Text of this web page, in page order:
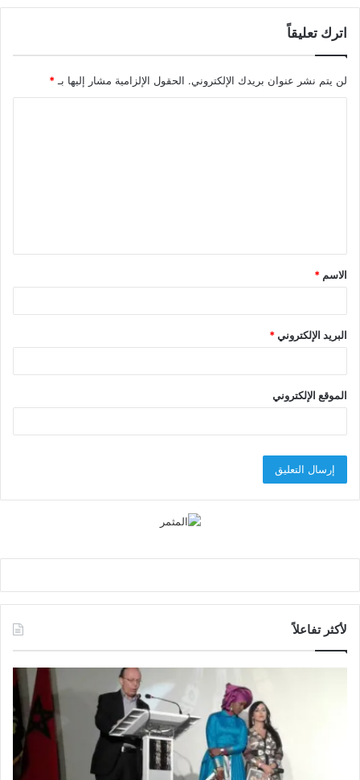
اترك تعليقاً
لن يتم نشر عنوان بريدك الإلكتروني. الحقول الإلزامية مشار إليها بـ *
ق
*
الاسم *
البريد الإلكتروني*
الموقع الإلكتروني
لأكثر تفاعلاً